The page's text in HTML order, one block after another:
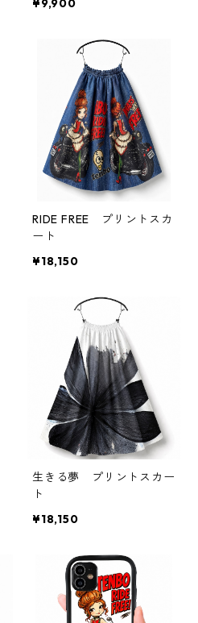
¥9,900
RIDE FREE プリントスカ
ート
¥18,150
生きる夢 プリントスカー
ト
¥18,150